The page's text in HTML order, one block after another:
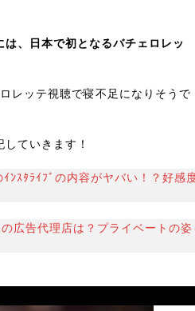
、日本で初となるバチェロレッ
レッテ視聴で寝不足になりそうで
ていきます！
ﾝｽﾀﾗｲﾌﾞの内容がヤバい！？好感
広告代理店は？プライベートの